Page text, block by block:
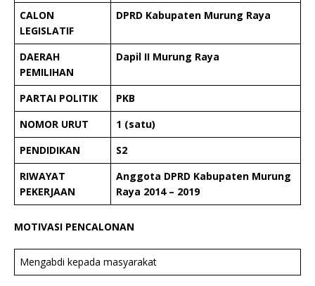
CALON
LEGISLATIF
DPRD Kabupaten Murung Raya
DAERAH
PEMILIHAN
Dapil II Murung Raya
PARTAI POLITIK
PKB
NOMOR URUT
1 (satu)
PENDIDIKAN
S2
RIWAYAT
PEKERJAAN
Anggota DPRD Kabupaten Murung
Raya 2014 – 2019
MOTIVASI PENCALONAN
Mengabdi kepada masyarakat